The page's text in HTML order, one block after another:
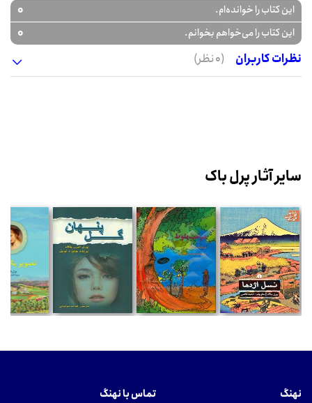
این کتاب را خوانده‌ام. 0
این کتاب را می‌خواهم بخوانم.
0
نظرات کاربران
(0 نظر)
سایر آثار پرل باک
نهنگ تماس با نهنگ